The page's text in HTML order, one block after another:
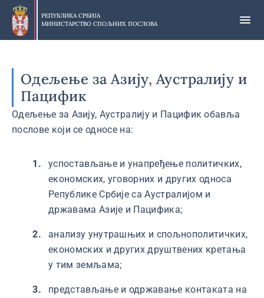
Прескочи
главни
део
РЕПУБЛИКА СРБИЈА
МИНИСТАРСТВО СПОЉНИХ ПОСЛОВА
Одељење за Азију, Аустралију и
Пацифик
Одељење за Азију, Аустралију и Пацифик обавља
послове који се односе на:
успостављање и унапређење политичких,
економских, уговорних и других односа
Републике Србије са Аустралијом и
државама Азије и Пацифика;
анализу унутрашњих и спољнополитичких,
економских и других друштвених кретања
у тим земљама;
представљање и одржавање контаката на